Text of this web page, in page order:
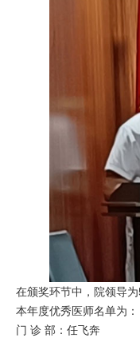
在颁奖环节中，院领导
本年度优秀医师名单为：
门 诊 部：任飞奔